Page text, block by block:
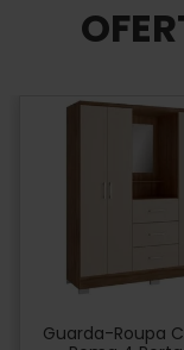
Guarda-Roupa